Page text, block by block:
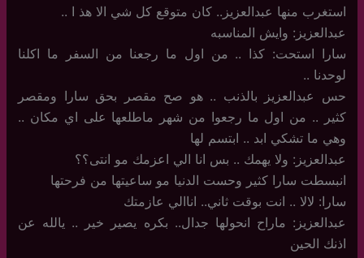
استغرب منها عبدالعزيز.. كان متوقع كل شي الا هذ ا ..
عبدالعزيز: وايش المناسبه
سارا استحت: كذا .. من اول ما رجعنا من السفر ما اكلنا
لوحدنا ..
حس عبدالعزيز بالذنب .. هو صح مقصر بحق سارا ومقصر
كثير .. من اول ما رجعوا من شهر ماطلعها على اي مكان ..
وهي ما تشكي ابد .. ابتسم لها
عبدالعزيز: ولا يهمك .. بس انا الي اعزمك مو انتى؟؟
انبسطت سارا كثير وحست الدنيا مو ساعيتها من فرحتها
سارا: لالا .. انت بوقت ثاني.. اناالي عازمتك
عبدالعزيز: ماراح انحولها جدال.. بكره يصير خير .. يالله عن
اذنك الحين